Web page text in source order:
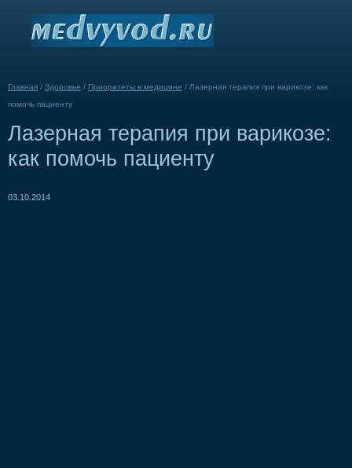
Главная / Здоровье / Приоритеты в медицине / Лазерная терапия при варикозе: как
помочь пациенту
Лазерная терапия при варикозе:
как помочь пациенту
03.10.2014